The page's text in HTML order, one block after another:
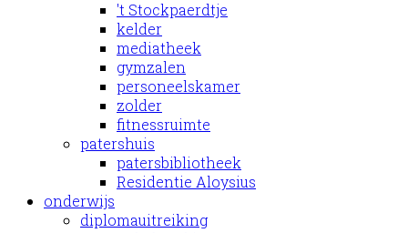
't Stockpaerdtje
kelder
mediatheek
gymzalen
personeelskamer
zolder
fitnessruimte
patershuis
patersbibliotheek
Residentie Aloysius
onderwijs
diplomauitreiking